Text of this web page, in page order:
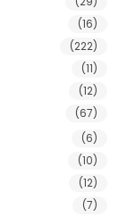
(16)
(222)
(11)
(12)
(67)
(6)
(10)
(12)
(7)